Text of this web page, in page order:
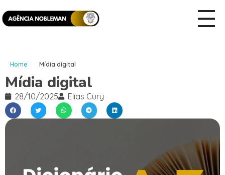
Home Mídia digital
Mídia digital
28/10/2025 Elias Cury